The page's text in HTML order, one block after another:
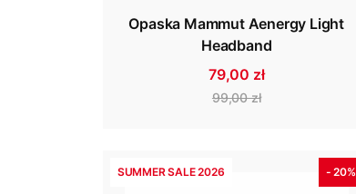
Opaska Mammut Aenergy Light
Headband
79,00 zł
99,00 zł
SUMMER SALE 2026 - 20%